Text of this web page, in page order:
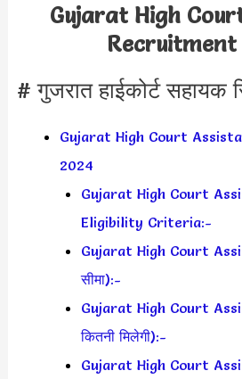
Gujarat High
Recruitment
# गुजरात हाईकोर्ट
Gujarat High Court
2024
Gujarat High Court
Eligibility Criteria:-
Gujarat High Court
सीमा):-
Gujarat High Court
कितनी मिलेगी):-
Gujarat High Court